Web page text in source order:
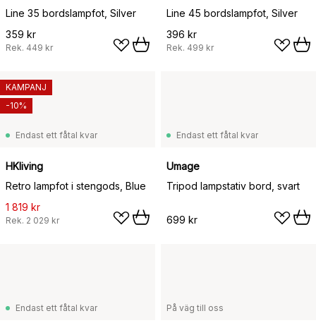
Line 35 bordslampfot, Silver
359 kr
Rek. 449 kr
Line 45 bordslampfot, Silver
396 kr
Rek. 499 kr
Endast ett fåtal kvar
HKliving
Retro lampfot i stengods, Blue
1 819 kr
Rek. 2 029 kr
KAMPANJ
-10%
Endast ett fåtal kvar
Umage
Tripod lampstativ bord, svart
699 kr
Endast ett fåtal kvar På väg till oss